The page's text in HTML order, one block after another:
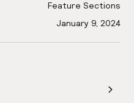
Feature Sections
January 9, 2024